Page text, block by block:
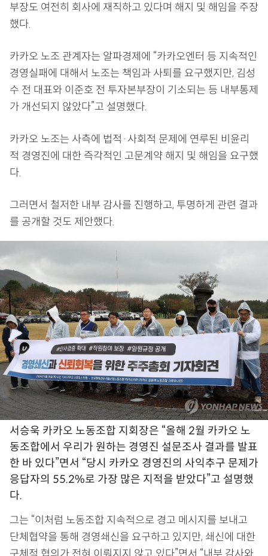
부장도 여전히 회사에 재직하고 있다며 해지 및 해임을 주장
했다.
카카오 노조 관계자는 알파경제에 “카카오엔터 등 지속적인
경영실패에 대해서 노조는 책임과 사퇴를 요구했지만, 김성
수 전 대표와 이준호 전 투자본부장이 기소되는 등 내부통제
가 개선되지 않았다”고 설명했다.
카카오 노조는 사측에 법적·사회적 문제에 연루된 비윤리
적 경영진에 대한 즉각적인 고문계약 해지 및 해임을 요구했
다.
그러면서 철저한 내부 감사를 진행하고, 투명하게 관련 결과
를 공개할 것도 제안했다.
서승욱 카카오 노동조합 지회장은 “올해 2월 카카오 노
동조합에서 우리가 원하는 경영진 설문조사 결과를 발표
한 바 있다”면서 “당시 카카오 경영진의 사익추구 문제가
응답자의 55.2%로 가장 많은 지적을 받았다”고 설명했
다.
그는 “이처럼 노동조합 지속적으로 경고 메시지를 보내고
단체협약을 통해 경영쇄신을 요구하고 있지만, 쇄신에 대한